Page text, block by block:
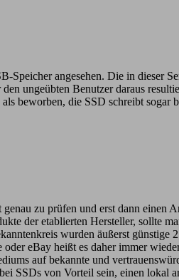
angesehen. Die in dieser
ungeübten Benutzer daraus
beworben, die SSD schreibt sogar
zu prüfen und erst dann einen
der etablierten Hersteller, sollte
wurden äußerst
eBay heißt es daher immer
auf bekannte und
SSDs von Vorteil sein, einen lokal